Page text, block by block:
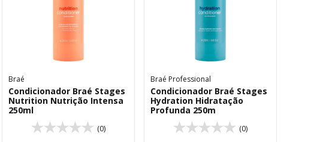
Braé
Condicionador Braé Stages
Nutrition Nutrição Intensa
250ml
(0)
Braé Professional
Condicionador Braé Stages
Hydration Hidratação
Profunda 250m
(0)